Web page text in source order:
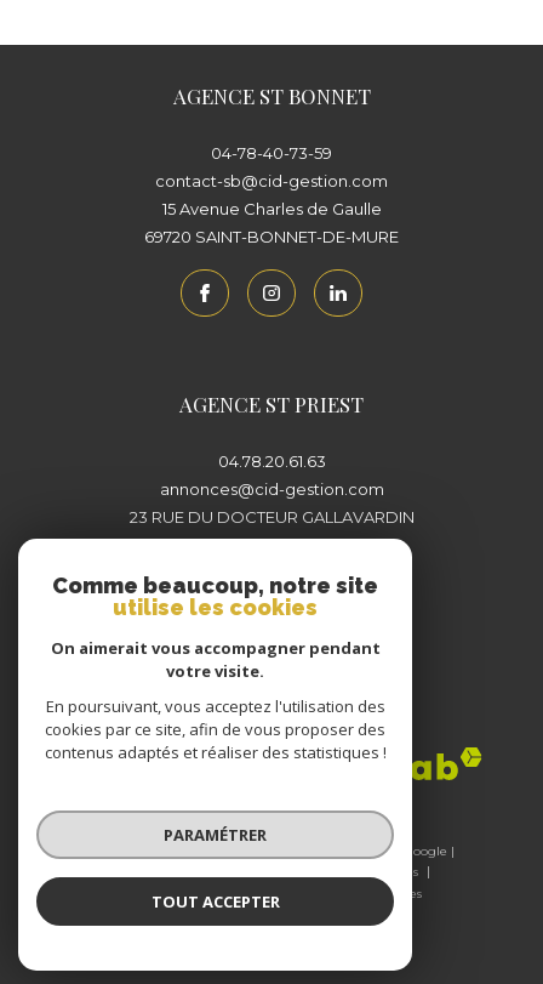
AGENCE ST BONNET
04-78-40-73-59
contact-sb@cid-gestion.com
15 Avenue Charles de Gaulle
69720
SAINT-BONNET-DE-MURE
AGENCE ST PRIEST
04.78.20.61.63
annonces@cid-gestion.com
23 RUE DU DOCTEUR GALLAVARDIN
69800 SAINT-PRIEST
Adhérents
© 2026 | Tous droits réservés | Traduction powered by Google |
Mentions légales
Admin
Nos liens Politique RGPD Cookies
Comme beaucoup, notre site
utilise les cookies
On aimerait vous accompagner pendant
votre visite.
En poursuivant, vous acceptez l'utilisation des
cookies par ce site, afin de vous proposer des
contenus adaptés et réaliser des statistiques !
PARAMÉTRER
TOUT ACCEPTER